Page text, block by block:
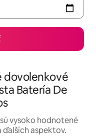
dovolenkové
Batería De
vysoko hodnotené
aspektov.